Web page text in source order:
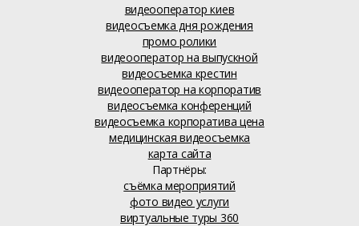
видеооператор киев
видеосъемка дня рождения
промо ролики
видеооператор на выпускной
видеосъемка крестин
видеооператор на корпоратив
видеосъемка конференций
видеосъемка корпоратива цена
медицинская видеосъемка
карта сайта
Партнёры:
съёмка мероприятий
фото видео услуги
виртуальные туры 360